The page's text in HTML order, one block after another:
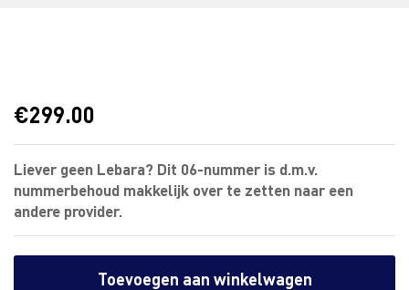
€299.00
Liever geen Lebara? Dit 06-nummer is d.m.v.
nummerbehoud makkelijk over te zetten naar een
andere provider.
Toevoegen aan winkelwagen